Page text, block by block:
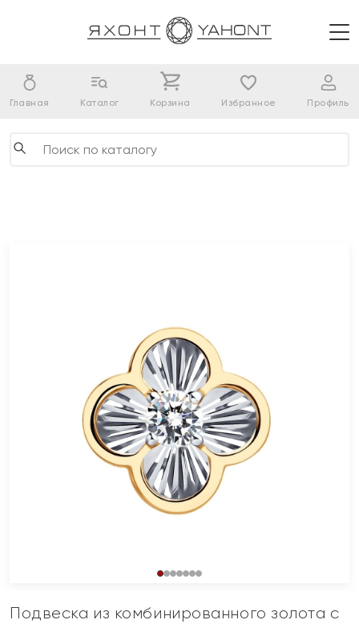
Главная Каталог Корзина Избранное Профиль
Подвеска из комбинированного золота с